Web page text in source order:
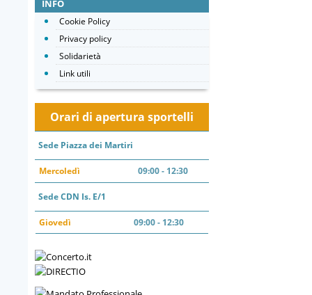
INFO
Cookie Policy
Privacy policy
Solidarietà
Link utili
Orari di apertura sportelli
Sede Piazza dei Martiri
Mercoledì 09:00 - 12:30
Sede CDN Is. E/1
Giovedì 09:00 - 12:30